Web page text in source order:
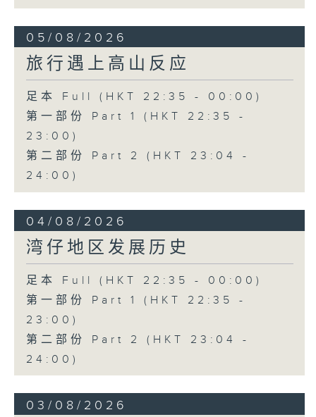
05/08/2026
旅行遇上高山反应
足本 Full (HKT 22:35 - 00:00)
第一部份 Part 1 (HKT 22:35 -
23:00)
第二部份 Part 2 (HKT 23:04 -
24:00)
04/08/2026
湾仔地区发展历史
足本 Full (HKT 22:35 - 00:00)
第一部份 Part 1 (HKT 22:35 -
23:00)
第二部份 Part 2 (HKT 23:04 -
24:00)
03/08/2026